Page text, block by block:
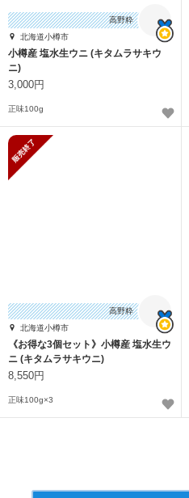
高野粋
北海道小樽市
小樽産 塩水生ウニ (キタムラサキウ
ニ)
3,000円
正味100g
高野粋
北海道小樽市
《お得な3個セット》小樽産 塩水生ウ
ニ (キタムラサキウニ)
8,550円
正味100g×3